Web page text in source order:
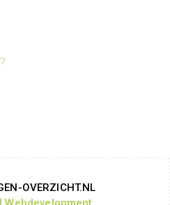
OVERZICHT.NL